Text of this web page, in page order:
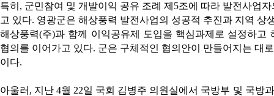
특히, 군민참여 및 개발이익 공유 조례 제5조에 따라 발전사업
고 있다. 영광군은 해상풍력 발전사업의 성공적 추진과 지역
해상풍력(주)과 함께 이익공유제 도입을 핵심과제로 설정하
협의를 이어가고 있다. 군은 구체적인 협의안이 만들어지는 대
이다.
아울러, 지난 4월 22일 국회 김병주 의원실에서 국방부 및 국방